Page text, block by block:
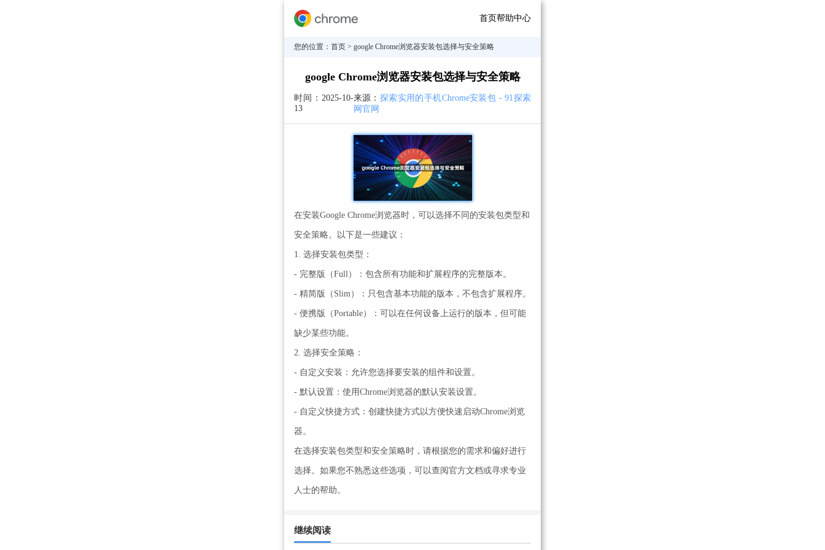
首页帮助中心
您的位置： 首页 > google Chrome浏览器安装包选择与安全策略
google Chrome浏览器安装包选择与安全策略
时间： 2025-10-
13
来源： 探索实用的手机Chrome安装包 - 91探索
网官网
在安装Google Chrome浏览器时，可以选择不同的安装包类型和
安全策略。以下是一些建议：
1. 选择安装包类型：
- 完整版（Full）：包含所有功能和扩展程序的完整版本。
- 精简版（Slim）：只包含基本功能的版本，不包含扩展程序。
- 便携版（Portable）：可以在任何设备上运行的版本，但可能
缺少某些功能。
2. 选择安全策略：
- 自定义安装：允许您选择要安装的组件和设置。
- 默认设置：使用Chrome浏览器的默认安装设置。
- 自定义快捷方式：创建快捷方式以方便快速启动Chrome浏览
器。
在选择安装包类型和安全策略时，请根据您的需求和偏好进行
选择。如果您不熟悉这些选项，可以查阅官方文档或寻求专业
人士的帮助。
继续阅读